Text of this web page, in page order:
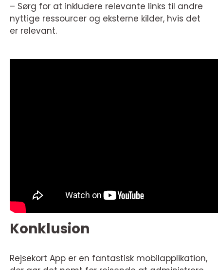
– Sørg for at inkludere relevante links til andre
nyttige ressourcer og eksterne kilder, hvis det
er relevant.
Konklusion
Rejsekort App er en fantastisk mobilapplikation,